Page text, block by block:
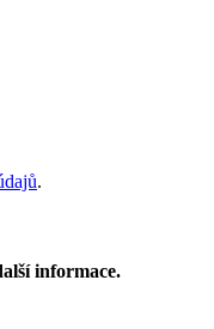
.
informace.